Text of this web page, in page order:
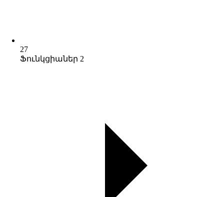
27
Ֆունկցիաներ 2